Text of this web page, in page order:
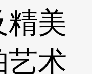
精美
艺术